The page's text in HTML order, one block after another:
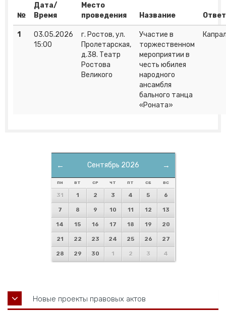
№
Дата/
Время
Место
проведения
Название
1
03.05.2026
15:00
г. Ростов, ул.
Пролетарская,
д.38. Театр
Ростова
Великого
Участие в
торжественном
мероприятии в
честь юбилея
народного
ансамбля
бального танца
«Роната»
← →
Сентябрь 2026
ПН ВТ СР ЧТ ПТ СБ ВС
31 1 2 3 4 5 6
7 8 9 10 11 12 13
14 15 16 17 18 19 20
21 22 23 24 25 26 27
28 29 30 1 2 3 4
Новые проекты правовых актов